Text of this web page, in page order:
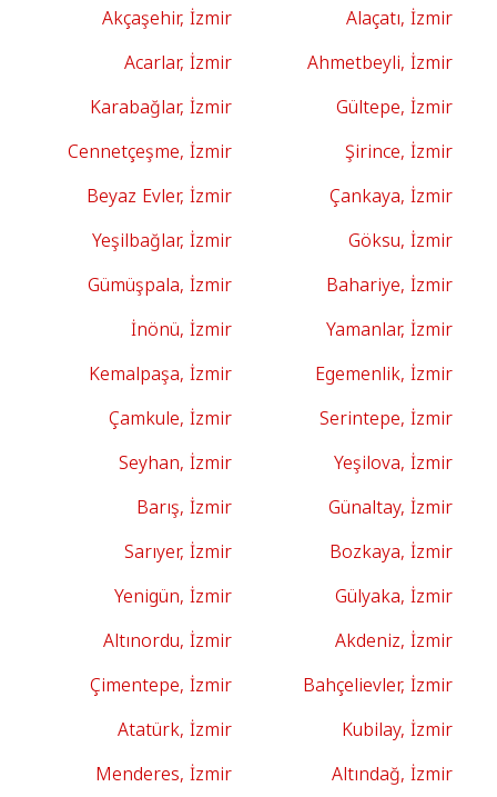
Alaçatı, İzmir
Akçaşehir, İzmir
Ahmetbeyli, İzmir
Acarlar, İzmir
Gültepe, İzmir
Karabağlar, İzmir
Şirince, İzmir
Cennetçeşme, İzmir
Çankaya, İzmir
Beyaz Evler, İzmir
Göksu, İzmir
Yeşilbağlar, İzmir
Bahariye, İzmir
Gümüşpala, İzmir
Yamanlar, İzmir
İnönü, İzmir
Egemenlik, İzmir
Kemalpaşa, İzmir
Serintepe, İzmir
Çamkule, İzmir
Yeşilova, İzmir
Seyhan, İzmir
Günaltay, İzmir
Barış, İzmir
Bozkaya, İzmir
Sarıyer, İzmir
Gülyaka, İzmir
Yenigün, İzmir
Akdeniz, İzmir
Altınordu, İzmir
Bahçelievler, İzmir
Çimentepe, İzmir
Kubilay, İzmir
Atatürk, İzmir
Altındağ, İzmir
Menderes, İzmir